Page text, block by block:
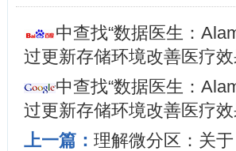
中查找“数据医生：
过更新存储环境改善医疗
中查找“数据医生：
过更新存储环境改善医疗
上一篇： 理解微分区：关